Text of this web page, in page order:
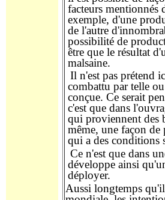
facteurs mentionnés
exemple, d'une
de l'autre
possibilité de
être que le résultat
malsaine.
Iln'est pas prétend
combattu par telle
conçue. Ce serait
c'est que dans
qui proviennentdes
même, une façonde
quia des conditions
Ce n'est que dans
développe ainsi
déployer.
Aussi longtemps